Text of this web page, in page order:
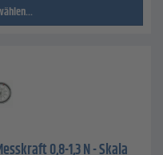
0,8-1,3 N - Skala